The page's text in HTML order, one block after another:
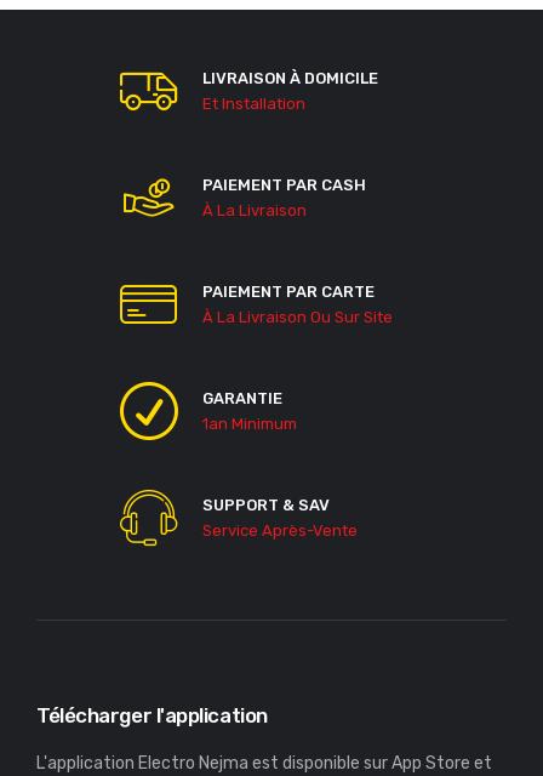
LIVRAISON À DOMICILE
Et Installation
PAIEMENT PAR CASH
À La Livraison
PAIEMENT PAR CARTE
À La Livraison Ou Sur Site
GARANTIE
1an Minimum
SUPPORT & SAV
Service Après-Vente
Télécharger l'application
L'application Electro Nejma est disponible sur App Store et